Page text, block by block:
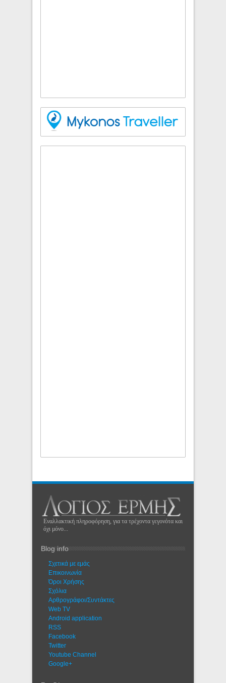
Εναλλακτική πληροφόρηση, για τα τρέχοντα γεγονότα και
όχι μόνο...
Blog info
Σχετικά με εμάς
Eπικοινωνία
Όροι Χρήσης
Σχόλια
Αρθρογράφοι/Συντάκτες
Web TV
Android application
RSS
Facebook
Twitter
Youtube Channel
Google+